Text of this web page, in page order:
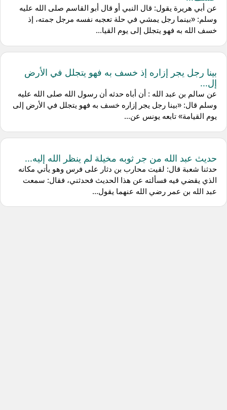
عن أبي هريرة يقول: قال النبي أو قال أبو القاسم صلى الله عليه
وسلم: «بينما رجل يمشي في حلة تعجبه نفسه مرجل جمته، إذ
خسف الله به فهو يتجلل إلى يوم القيا...
بينا رجل يجر إزاره إذ خسف به فهو يتجلل في الأرض
إل...
عن ‌سالم بن عبد الله : أن ‌أباه حدثه أن رسول الله صلى الله عليه
وسلم قال: «بينا رجل يجر إزاره خسف به فهو يتجلل في الأرض إلى
يوم القيامة» تابعه يونس عن...
حديث عبد الله من جر ثوبه مخيلة لم ينظر الله إليه...
حدثنا ‌شعبة قال: لقيت ‌محارب بن دثار على فرس وهو يأتي مكانه
الذي يقضي فيه فسألته عن هذا الحديث فحدثني، فقال: سمعت
‌عبد الله بن عمر رضي الله عنهما يقول...